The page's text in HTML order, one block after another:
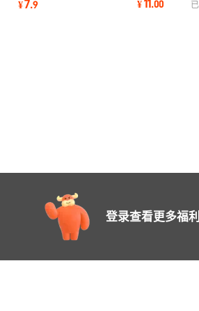
usb文创个性定制
¥7.9
办公企业礼品
¥ .00
登录查看更多福